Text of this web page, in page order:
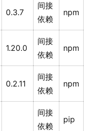
0.3.7
间接
依赖
npm
1.20.0
间接
依赖
npm
0.2.11
间接
依赖
npm
间接
依赖
pip